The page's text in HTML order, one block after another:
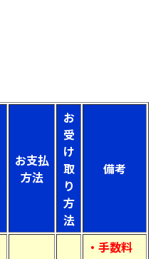
お支払
方法
お
受
け
取
り
方
法
備考
・手数料